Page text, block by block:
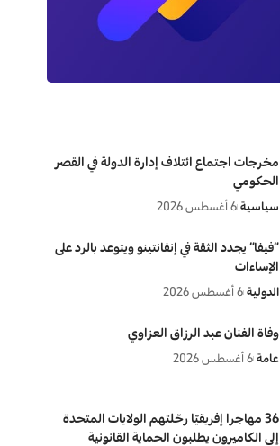
مخرجات اجتماع ائتلاف إدارة الدولة في القصر
الحكومي
سياسية 6 أغسطس 2026
“فيفا” يجدد الثقة في إنفانتينو ويتوعد بالرد على
الإساءات
الدولية 6 أغسطس 2026
وفاة الفنان عبد الرزاق العزاوي
عامة 6 أغسطس 2026
36 مهاجرا إفريقيّا رحّلتهم الولايات المتحدة
إلى الكاميرون يطلبون الحماية القانونية